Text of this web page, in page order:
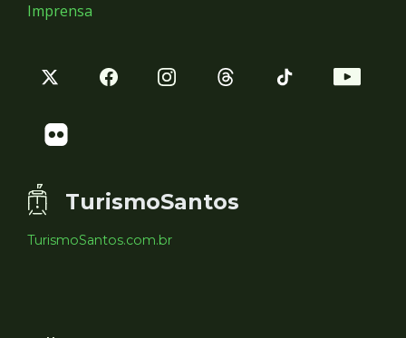
Imprensa
TurismoSantos
TurismoSantos.com.br